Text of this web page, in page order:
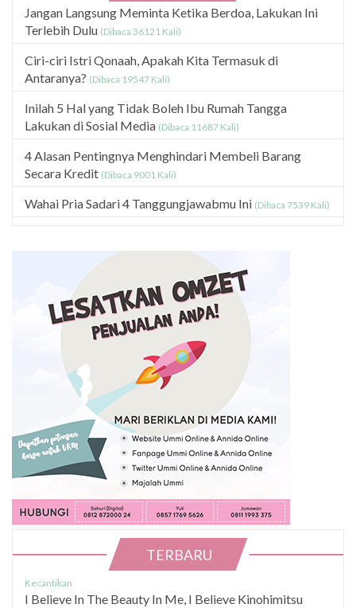
Jangan Langsung Meminta Ketika Berdoa, Lakukan Ini
Terlebih Dulu (Dibaca 36121 Kali)
Ciri-ciri Istri Qonaah, Apakah Kita Termasuk di
Antaranya? (Dibaca 19547 Kali)
Inilah 5 Hal yang Tidak Boleh Ibu Rumah Tangga
Lakukan di Sosial Media (Dibaca 11687 Kali)
4 Alasan Pentingnya Menghindari Membeli Barang
Secara Kredit (Dibaca 9001 Kali)
Wahai Pria Sadari 4 Tanggungjawabmu Ini (Dibaca 7539 Kali)
TERBARU
Kecantikan
I Believe In The Beauty In Me, I Believe Kinohimitsu